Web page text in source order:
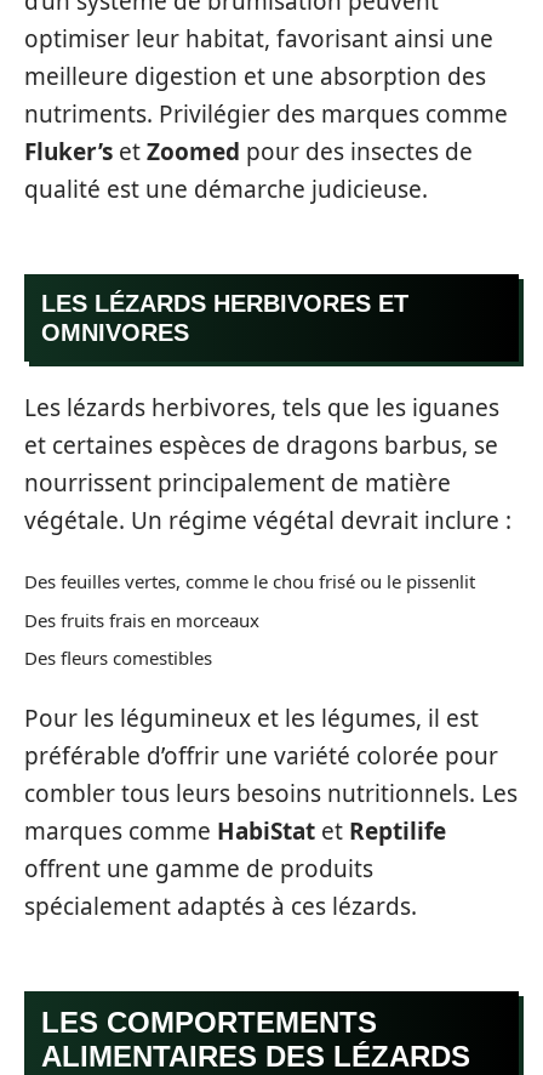
optimiser leur habitat, favorisant ainsi une
meilleure digestion et une absorption des
nutriments. Privilégier des marques comme
Fluker’s etZoomed pour des insectes de
qualité est une démarche judicieuse.
LES LÉZARDS HERBIVORES ET
OMNIVORES
Les lézards herbivores, tels que les iguanes
et certaines espèces de dragons barbus, se
nourrissent principalement de matière
végétale. Un régime végétal devrait inclure :
Des feuilles vertes, comme le chou frisé ou le pissenlit
Des fruits frais en morceaux
Des fleurs comestibles
Pour les légumineux et les légumes, il est
préférable d’offrir une variété colorée pour
combler tous leurs besoins nutritionnels. Les
marques comme HabiStat et Reptilife
offrent une gamme de produits
spécialement adaptés à ces lézards.
LES COMPORTEMENTS
ALIMENTAIRES DES LÉZARDS